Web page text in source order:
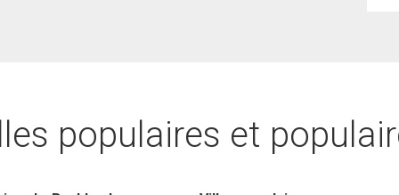
populaires et